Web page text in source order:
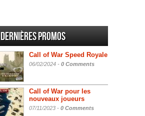
Dernières promos
Call of War Speed Royale
06/02/2024 - 0 Comments
Call of War pour les
nouveaux joueurs
07/11/2023 - 0 Comments